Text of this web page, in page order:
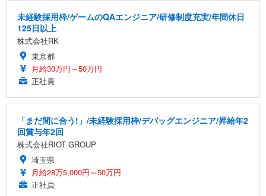
未経験採用枠/ゲームのQAエンジニア/研修制度充実/年間休日
125日以上
株式会社RK
東京都
月給30万円～50万円
正社員
「まだ間に合う!」/未経験採用枠/デバッグエンジニア/昇給年2
回賞与年2回
株式会社RIOT GROUP
埼玉県
月給28万5,000円～50万円
正社員